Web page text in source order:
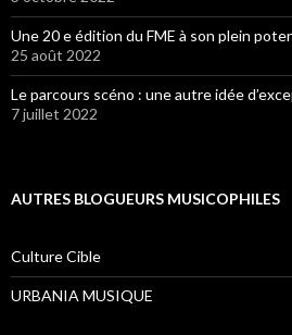
Une 20 e édition du FME à son plein
25 août 2022
Le parcours scéno : une autre idée
7 juillet 2022
AUTRES BLOGUEURS MUSICOPHILES
Culture Cible
URBANIA MUSIQUE